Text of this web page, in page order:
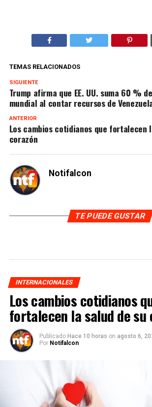
TEMAS RELACIONADOS
SIGUIENTE
Trump afirma que EE. UU. suma 60 %
mundial al contar recursos de
ANTERIOR
Los cambios cotidianos que fortalecen
corazón
Notifalcon
TE PUEDE GUSTAR
INTERNACIONALES
Los cambios cotidianos
fortalecen la salud de su
Publicado Hace 10 horas on agosto 6,
Por Notifalcon